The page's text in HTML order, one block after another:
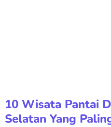
10 Wisata Pantai
Selatan Yang